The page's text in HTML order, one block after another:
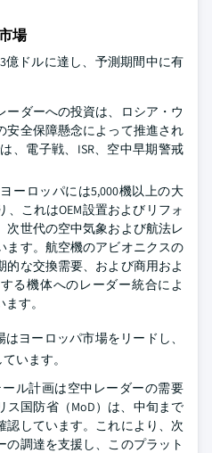
場
億ドルに達し、予測期間中に有
ーダーへの投資は、ロシア・ウ
安全保障懸念によって推進され
、電子戦、ISR、空中早期警戒
ーロッパには5,000機以上の大
これはOEM設置およびリフォ
次世代の空中気象および航法レ
ます。航空機のアビオニクスの
的な交換需要、および商用およ
る機体へのレーダー統合によ
す。
ヨーロッパ市場をリードし、
います。
ル計画は空中レーダーの需要
ス国防省（MoD）は、中旬まで
認しています。これにより、次
の調達を支援し、このプラット